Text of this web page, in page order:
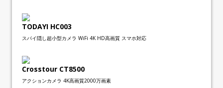
TODAYI HC003
スパイ隠し超小型カメラ WiFi 4K HD高画質 スマホ対応
Crosstour CT8500
アクションカメラ 4K高画質2000万画素